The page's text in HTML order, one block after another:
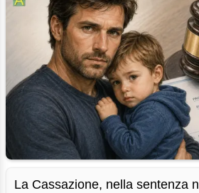
La Cassazione, nella sentenza